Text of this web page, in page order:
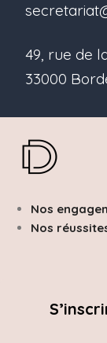
49, rue de
33000
Nos
Nos